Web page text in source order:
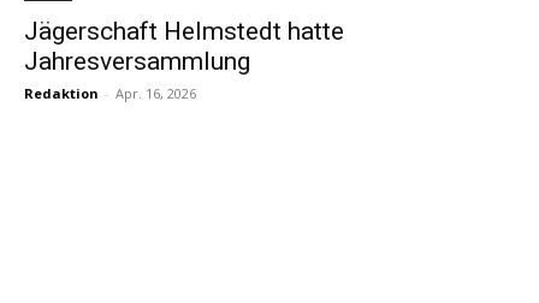
Jägerschaft Helmstedt hatte
Jahresversammlung
Redaktion - Apr. 16, 2026